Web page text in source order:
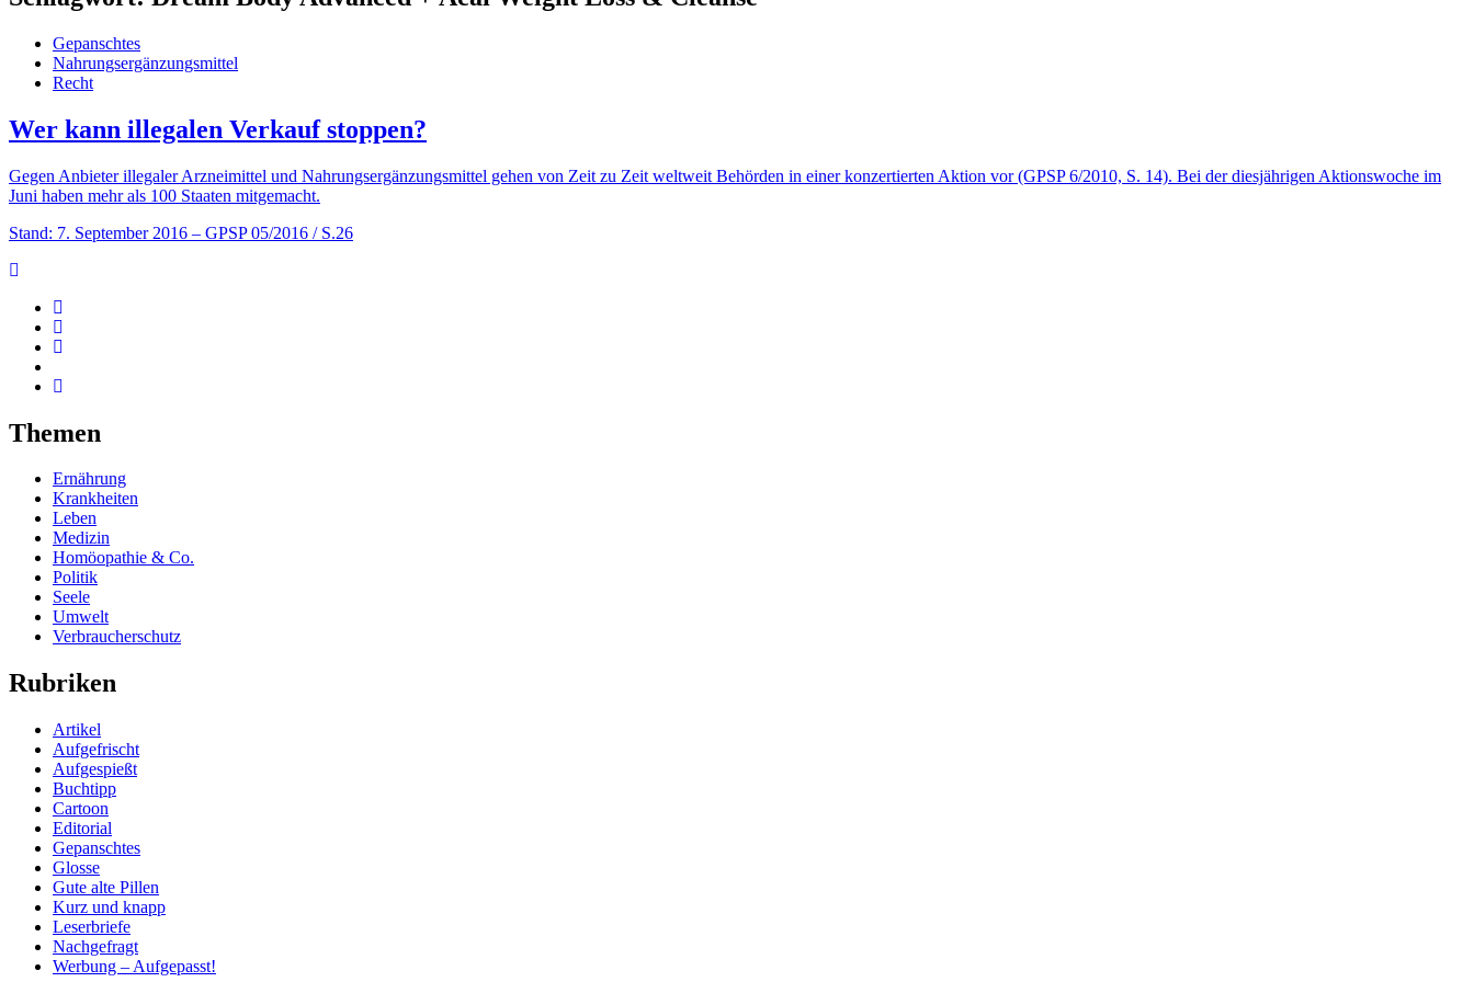
Gepanschtes
Nahrungsergänzungsmittel
Recht
Wer kann illegalen Verkauf stoppen?
Gegen Anbieter illegaler Arzneimittel und Nahrungsergänzungsmittel gehen von Zeit zu Zeit weltweit Behörden in einer konzertierten Aktion vor (GPSP 6/2010, S. 14). Bei der diesjährigen Aktionswoche im
Juni haben mehr als 100 Staaten mitgemacht.
Stand: 7. September 2016 – GPSP 05/2016 / S.26
Themen
Ernährung
Krankheiten
Leben
Medizin
Homöopathie & Co.
Politik
Seele
Umwelt
Verbraucherschutz
Rubriken
Artikel
Aufgefrischt
Aufgespießt
Buchtipp
Cartoon
Editorial
Gepanschtes
Glosse
Gute alte Pillen
Kurz und knapp
Leserbriefe
Nachgefragt
Werbung – Aufgepasst!